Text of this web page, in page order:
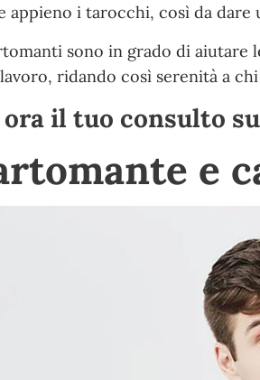
appieno i tarocchi, così da
sono in grado di
ridando così serenità a
ora il tuo consulto
e